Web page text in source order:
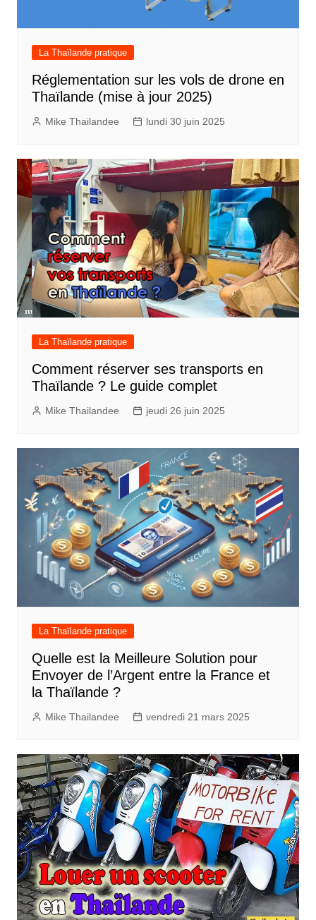
La Thaïlande pratique
Réglementation sur les vols de drone en
Thaïlande (mise à jour 2025)
Mike Thailandee lundi 30 juin 2025
La Thaïlande pratique
Comment réserver ses transports en
Thaïlande ? Le guide complet
Mike Thailandee jeudi 26 juin 2025
La Thaïlande pratique
Quelle est la Meilleure Solution pour
Envoyer de l’Argent entre la France et
la Thaïlande ?
Mike Thailandee vendredi 21 mars 2025